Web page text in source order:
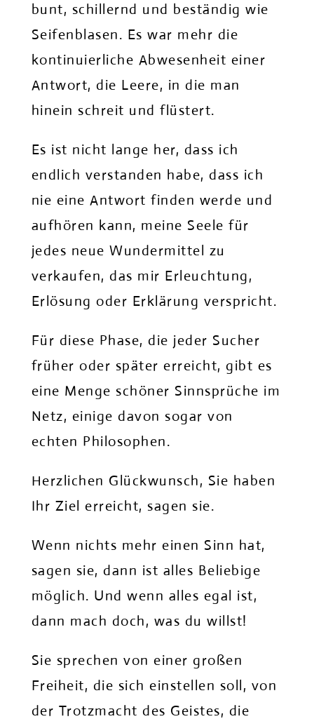
bunt, schillernd und beständig wie
Seifenblasen. Es war mehr die
kontinuierliche Abwesenheit einer
Antwort, die Leere, in die man
hinein schreit und flüstert.
Es ist nicht lange her, dass ich
endlich verstanden habe, dass ich
nie eine Antwort finden werde und
aufhören kann, meine Seele für
jedes neue Wundermittel zu
verkaufen, das mir Erleuchtung,
Erlösung oder Erklärung verspricht.
Für diese Phase, die jeder Sucher
früher oder später erreicht, gibt es
eine Menge schöner Sinnsprüche im
Netz, einige davon sogar von
echten Philosophen.
Herzlichen Glückwunsch, Sie haben
Ihr Ziel erreicht, sagen sie.
Wenn nichts mehr einen Sinn hat,
sagen sie, dann ist alles Beliebige
möglich. Und wenn alles egal ist,
dann mach doch, was du willst!
Sie sprechen von einer großen
Freiheit, die sich einstellen soll, von
der Trotzmacht des Geistes, die